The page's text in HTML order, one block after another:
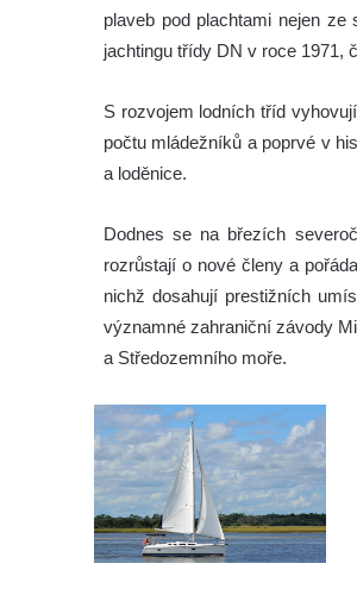
plaveb pod plachtami nejen
jachtingu třídy DN v roce 1971,
S rozvojem lodních tříd
počtu mládežníků a poprvé v
a loděnice.
Dodnes se na březích
rozrůstají o nové členy a
nichž dosahují prestižních
významné zahraniční závody
a Středozemního moře.